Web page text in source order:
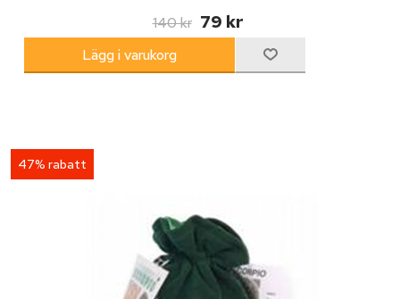
140 kr 79 kr
47% rabatt